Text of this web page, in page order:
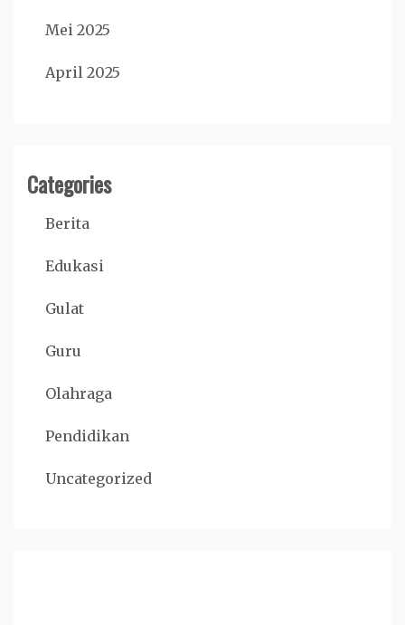
Mei 2025
April 2025
Categories
Berita
Edukasi
Gulat
Guru
Olahraga
Pendidikan
Uncategorized